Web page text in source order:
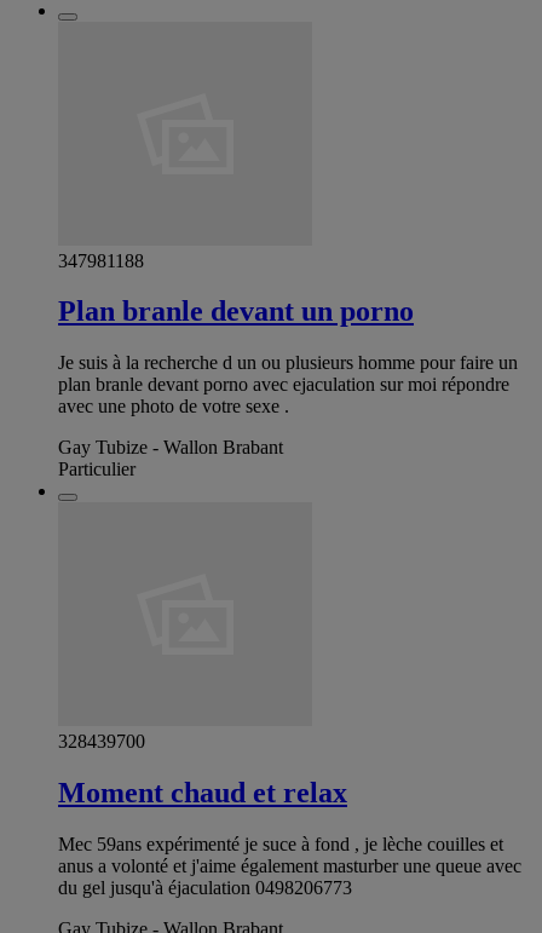
347981188
Plan branle devant un porno
Je suis à la recherche d un ou plusieurs homme pour faire un
plan branle devant porno avec ejaculation sur moi répondre
avec une photo de votre sexe .
Gay Tubize - Wallon Brabant
Particulier
328439700
Moment chaud et relax
Mec 59ans expérimenté je suce à fond , je lèche couilles et
anus a volonté et j'aime également masturber une queue avec
du gel jusqu'à éjaculation 0498206773